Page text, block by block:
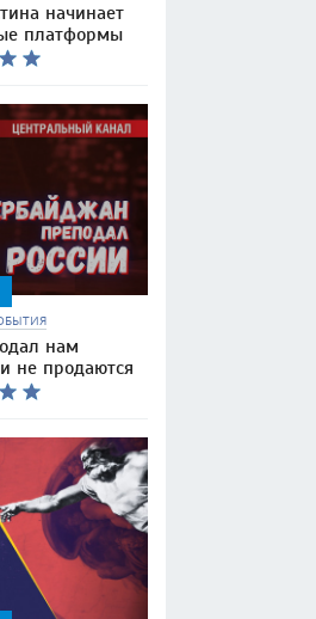
начинает
платформы
нам
не продаются